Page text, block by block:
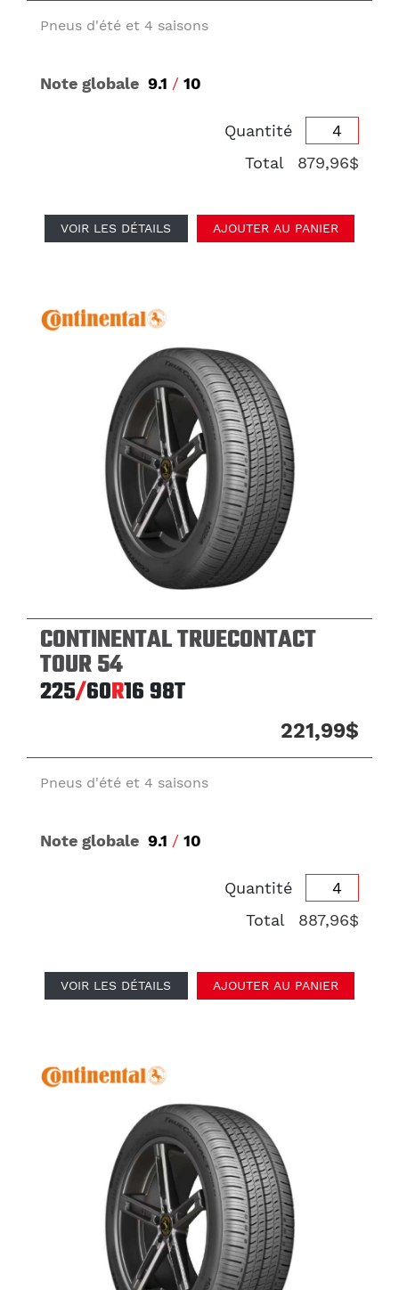
Pneus d'été et 4 saisons
Note globale 9.1 / 10
Quantité
Total
879,96$
VOIR LES DÉTAILS AJOUTER AU PANIER
CONTINENTAL TRUECONTACT
TOUR 54
225/60R1698T
221,99$
Pneus d'été et 4 saisons
Note globale 9.1 / 10
Quantité
Total
887,96$
VOIR LES DÉTAILS AJOUTER AU PANIER